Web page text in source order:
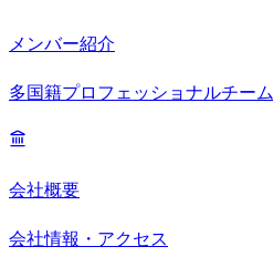
メンバー紹介
多国籍プロフェッショナルチーム
会社概要
会社情報・アクセス